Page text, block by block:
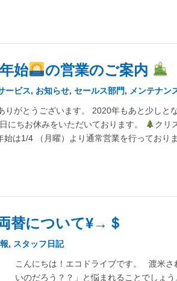
始 の営業のご案内
ービス, お知らせ, セールス部門, メンテナン
がとうございます。 2020年もあと少しと
にちお休みをいただいております。
クリ
は1/4 （月曜）より通常営業を行っており
替について¥→＄
, スタッフ日記
こんにちは！エコドライブです。 渡米
いのだろう？？」と悩まれることでしょ